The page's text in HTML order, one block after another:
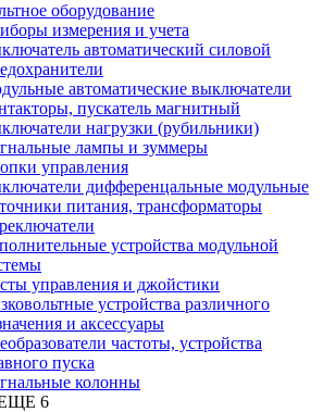
оборудование
измерения и учета
автоматический силовой
автоматические выключатели
пускатель магнитный
нагрузки (рубильники)
лампы и зуммеры
управления
дифференцальные модульные
питания, трансформаторы
устройства модульной
управления и джойстики
устройства различного
и аксессуары
частоты, устройства
пуска
колонны
6